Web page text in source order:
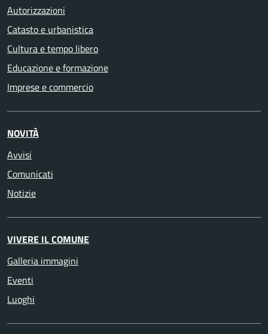
Autorizzazioni
Catasto e urbanistica
Cultura e tempo libero
Educazione e formazione
Imprese e commercio
NOVITÀ
Avvisi
Comunicati
Notizie
VIVERE IL COMUNE
Galleria immagini
Eventi
Luoghi